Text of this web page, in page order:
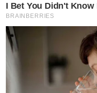
I Bet You Didn't
BRAINBERRIES